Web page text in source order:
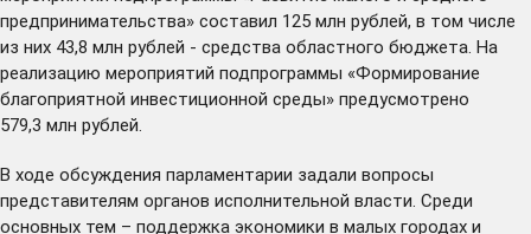
предпринимательства» составил 125 млн рублей, в том числе
из них 43,8 млн рублей - средства областного бюджета. На
реализацию мероприятий подпрограммы «Формирование
благоприятной инвестиционной среды» предусмотрено
579,3 млн рублей.
В ходе обсуждения парламентарии задали вопросы
представителям органов исполнительной власти. Среди
основных тем – поддержка экономики в малых городах и